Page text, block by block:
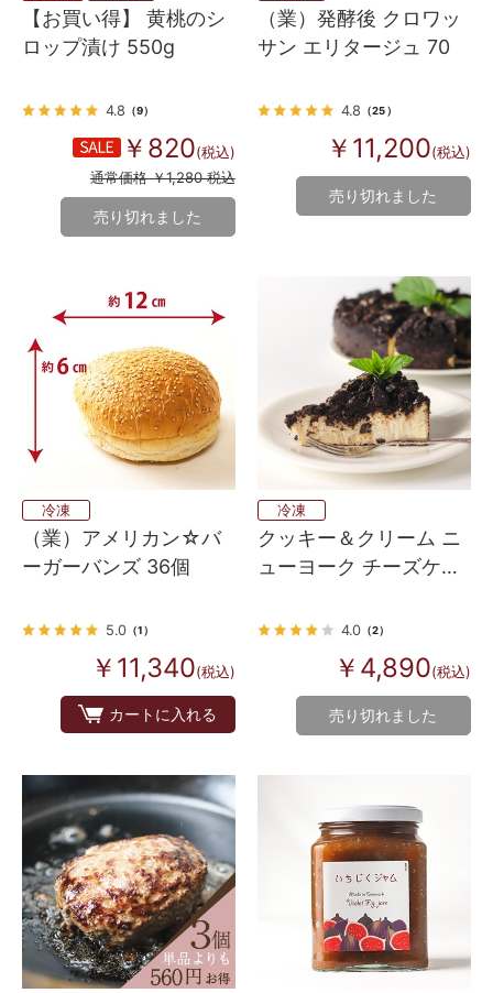
【お買い得】 黄桃のシ
ロップ漬け 550g
4.8 （9）
￥820(税込)
通常価格 ￥1,280 税込
売り切れました
（業）発酵後 クロワッ
サン エリタージュ 70
4.8 （25）
￥11,200(税込)
売り切れました
冷凍
（業）アメリカン☆バ
ーガーバンズ 36個
5.0（1）
￥11,340(税込)
カートに入れる
冷凍
クッキー＆クリーム ニ
ューヨーク チーズケー
ット）
4.0（2）
￥4,890(税込)
売り切れました